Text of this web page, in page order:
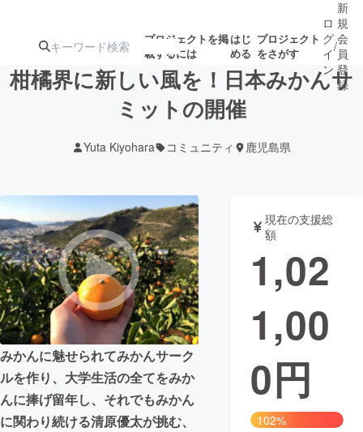
プロジェクトを掲
載するには
はじ
める
プロジェクト
をさがす
ターン
ジェクト
募集終了が近いプ
ロジェクト
されます
アート・写真 音楽
テクノロジー・ガジェット ゲーム・サ
映像・映画
ビジネス・起業
まちづくり・地域活性化
ロ
グ
イ
ン
/
新
規
会
員
登
録
柑橘界に新しい風を！日本みかんサ
ミットの開催
Yuta Kiyohara コミュニティ 鹿児島県
みかんに魅せられてみかんサーク
ルを作り、大学生活の全てをみか
んに捧げ留年し、それでもみかん
に関わり続ける清原優太が挑む、
現在の支援総
額
1,02
1,00
0円
102%